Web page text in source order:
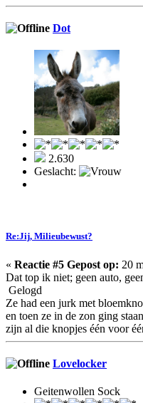
Dot
2.630
Geslacht:
Re:Jij, Milieubewust?
« Reactie #5 Gepost op: 20
Dat top ik niet; geen auto,
Gelogd
Ze had een jurk met
en toen ze in de zon ging staan
zijn al die knopjes één voor
Lovelocker
Geitenwollen Sock